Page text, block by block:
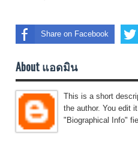
Share on Facebook
About แอดมิน
This is a short
the author. You edit
"Biographical Info"